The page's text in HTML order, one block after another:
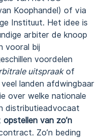
Koophandel) of via
Instituut. Het idee is
arbiter de knoop
vooral bij
voordelen
uitspraakof
landen afdwingbaar
over welke nationale
distributieadvocaat
opstellen van zo’n
Zo’n beding